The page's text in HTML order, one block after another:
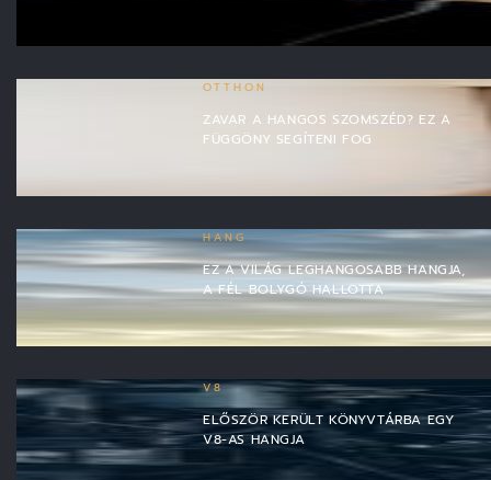
OTTHON
ZAVAR A HANGOS SZOMSZÉD? EZ A
FÜGGÖNY SEGÍTENI FOG
HANG
EZ A VILÁG LEGHANGOSABB HANGJA,
A FÉL BOLYGÓ HALLOTTA
V8
ELŐSZÖR KERÜLT KÖNYVTÁRBA EGY
V8-AS HANGJA